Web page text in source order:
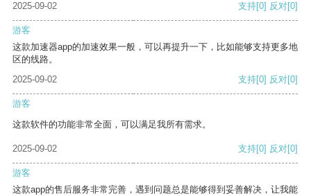
2025-09-02 支持[0] 反对[0]
游客
这款加速器app的加速效果一般，可以再提升一下，比如能够支持更多地
区的线路。
2025-09-02
支持[0] 反对[0]
游客
这款软件的功能非常全面，可以满足我所有需求。
2025-09-02 支持[0] 反对[0]
游客
这款app的售后服务非常完善，遇到问题总是能够得到妥善解决，让我能